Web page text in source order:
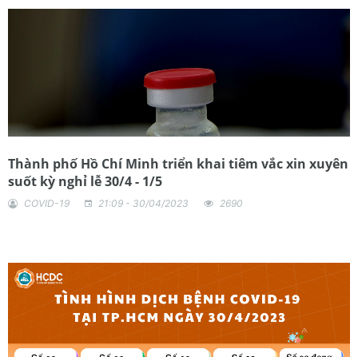
Thành phố Hồ Chí Minh triển khai tiêm vắc xin xuyên
suốt kỳ nghỉ lễ 30/4 - 1/5
COVID-19 21:09 - 30/04/2023 2690